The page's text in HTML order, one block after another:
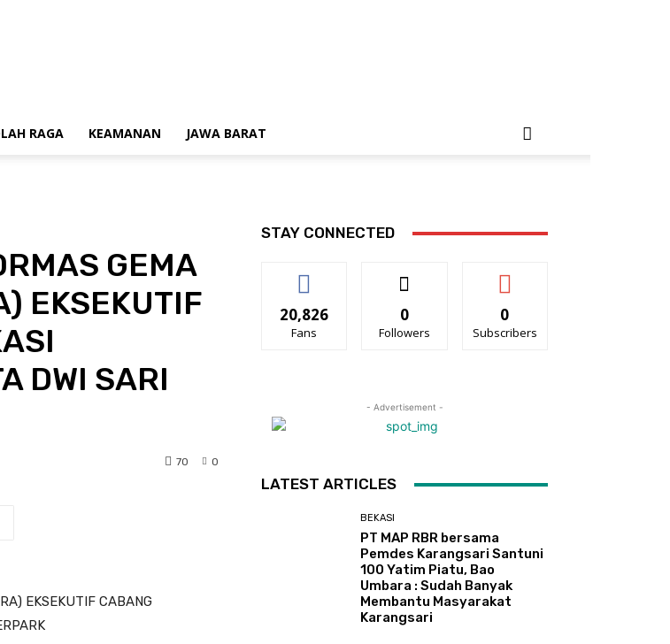
RAGA KEAMANAN JAWA BARAT
GEMA
EKSEKUTIF
DWI SARI
0
70
EKSEKUTIF CABANG
STAY CONNECTED
20,826
Fans
0
Followers
0
Subscribers
- Advertisement -
LATEST ARTICLES
BEKASI
PT MAP RBR bersama
Pemdes Karangsari Santuni
100 Yatim Piatu, Bao
Umbara : Sudah Banyak
Membantu Masyarakat
Karangsari